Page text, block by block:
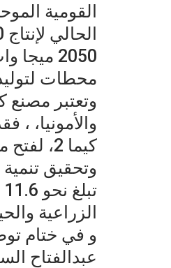
2050
محطات
والأمونيا،
كيما 2،
وتحقيق تنمية
الزراعية
عبدالفتاح